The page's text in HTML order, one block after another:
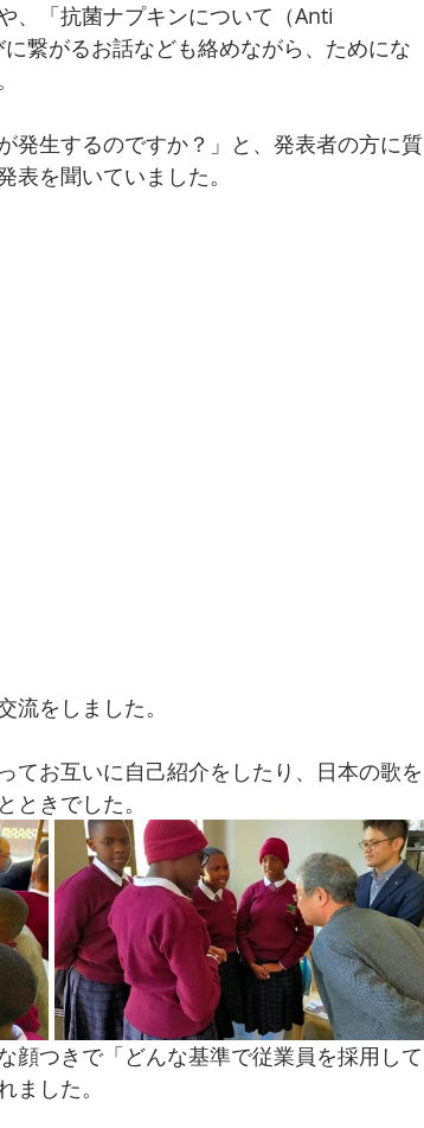
、「抗菌ナプキンについて（Anti
繋がるお話なども絡めながら、ためにな
発生するのですか？」と、発表者の方に質
を聞いていました。
流をしました。
てお互いに自己紹介をしたり、日本の歌を
きでした。
顔つきで「どんな基準で従業員を採用して
ました。